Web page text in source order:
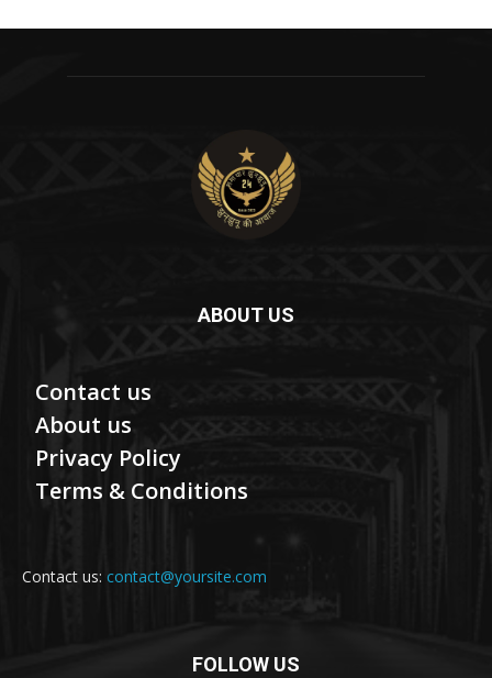
ABOUT US
Contact us
About us
Privacy Policy
Terms & Conditions
Contact us: contact@yoursite.com
FOLLOW US